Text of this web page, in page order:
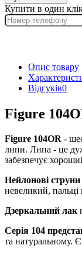
Купити в один
Опис товару
Відгуків0
Figure
Figure 104OR -
липи. Липа - це
забезпечує
Нейлонові струни
невеликий,
Дзеркальний лак
Серія 104
та натуральному.